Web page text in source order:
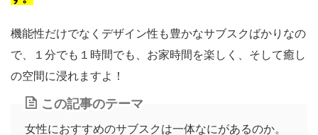
機能性だけでなくデザイン性も豊かなサブスクばかりなの
で、１分でも１時間でも、お家時間を楽しく、そして癒し
の空間に浸れますよ！
この記事のテーマ
女性におすすめのサブスクは一体なにがあるのか。